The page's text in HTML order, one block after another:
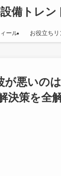
備トレン
ール お役立ち
が悪いの
決策を全